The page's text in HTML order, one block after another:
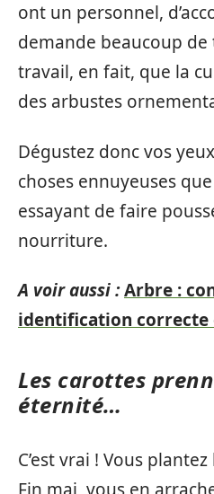
ont un personnel,
demande beaucoup de
travail, en fait, que la
des arbustes
Dégustez donc vos
choses ennuyeuses
essayant de faire
nourriture.
A voir aussi :Arbre :
identification correcte
Les carottes
éternité…
C’est vrai ! Vous
Fin mai, vous en